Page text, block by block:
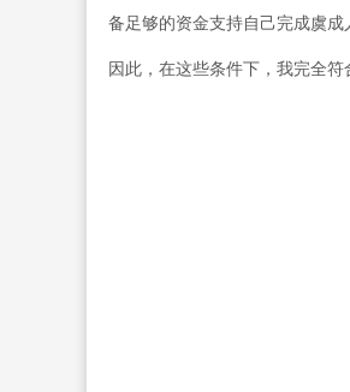
备足够的资金支持自己完成虞成
因此，在这些条件下，我完全